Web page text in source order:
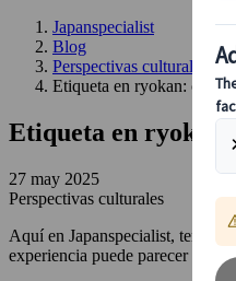
Japanspecialist
Blog
Perspectivas culturales
Etiqueta en ryokan: cómo
Etiqueta en
27 may 2025
Perspectivas culturales
Aquí en Japanspecialist,
experiencia puede parecer